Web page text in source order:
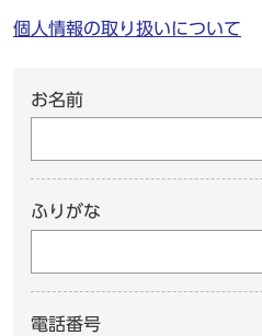
個人情報の取り扱いについて
お名前
ふりがな
電話番号